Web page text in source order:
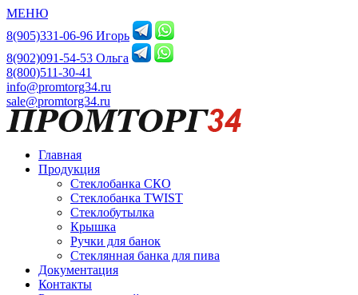
МЕНЮ
8(905)331-06-96 Игорь
8(902)091-54-53 Ольга
8(800)511-30-41
info@promtorg34.ru
sale@promtorg34.ru
Главная
Продукция
Стеклобанка СКО
Стеклобанка TWIST
Стеклобутылка
Крышка
Ручки для банок
Стеклянная банка для пива
Документация
Контакты